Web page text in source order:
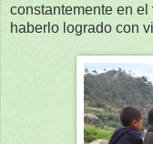
constantemente en
haberlo logrado con